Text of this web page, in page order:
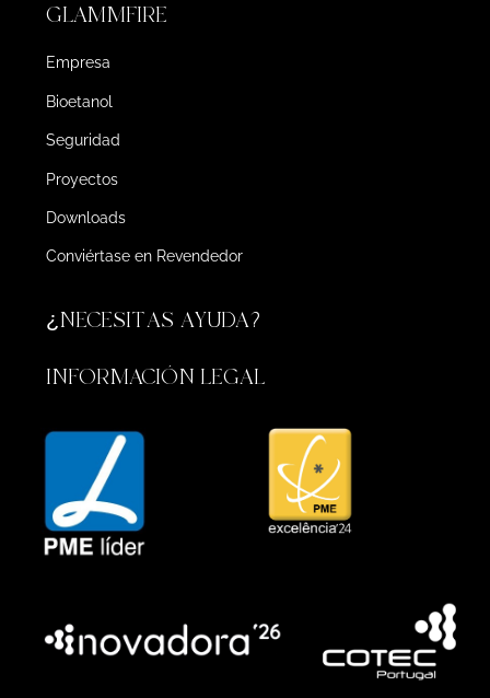
GLAMMFIRE
Empresa
Bioetanol
Seguridad
Proyectos
Downloads
Conviértase en Revendedor
¿NECESITAS AYUDA?
INFORMACIÓN LEGAL